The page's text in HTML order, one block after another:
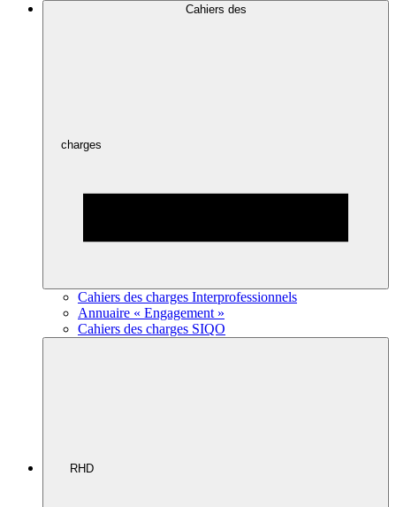
Cahiers des
charges
Cahiers des charges Interprofessionnels
Annuaire « Engagement »
Cahiers des charges SIQO
RHD